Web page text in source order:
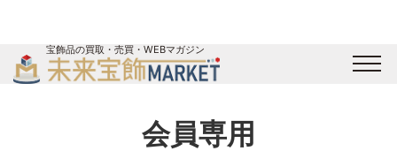
宝飾品の買取・売買・WEBマガジン
未来宝飾マガジン会員専用